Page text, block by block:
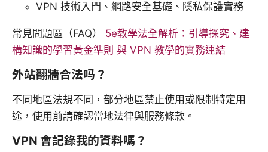
VPN 技術入門、網路安全基礎、隱私保護實務
常見問題區（FAQ） 5e教學法全解析：引導探究、建
構知識的學習黃金準則 與 VPN 教學的實務連結
外站翻牆合法吗？
不同地區法規不同，部分地區禁止使用或限制特定用
途，使用前請確認當地法律與服務條款。
VPN 會記錄我的資料嗎？